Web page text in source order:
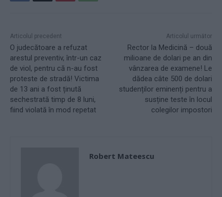
Articolul precedent
O judecătoare a refuzat
arestul preventiv, într-un caz
de viol, pentru că n-au fost
proteste de stradă! Victima
de 13 ani a fost ținută
sechestrată timp de 8 luni,
fiind violată în mod repetat
Articolul următor
Rector la Medicină – două
milioane de dolari pe an din
vânzarea de examene! Le
dădea câte 500 de dolari
studenților eminenți pentru a
susține teste în locul
colegilor impostori
Robert Mateescu